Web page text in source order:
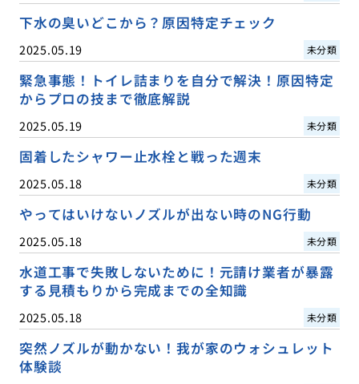
下水の臭いどこから？原因特定チェック
2025.05.19 未分類
緊急事態！トイレ詰まりを自分で解決！原因特定
からプロの技まで徹底解説
2025.05.19 未分類
固着したシャワー止水栓と戦った週末
2025.05.18 未分類
やってはいけないノズルが出ない時のNG行動
2025.05.18 未分類
水道工事で失敗しないために！元請け業者が暴露
する見積もりから完成までの全知識
2025.05.18 未分類
突然ノズルが動かない！我が家のウォシュレット
体験談